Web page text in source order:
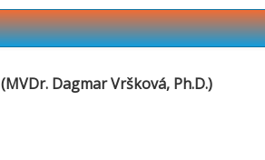
(MVDr. Dagmar Vršková, Ph.D.)